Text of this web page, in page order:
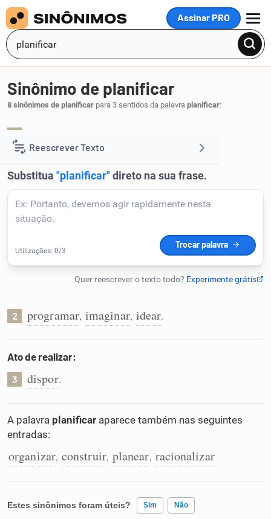
Assinar PRO
MENU
Reescrever Texto
Resumir Texto
Corrigir Texto
Detector de IA
Humanizador de IA
Cata-letras
Conexões
Caça-palavras
Sinônimo de planificar
8 sinônimos de planificar para 3 sentidos da palavra planificar:
2 programar, imaginar, idear.
Ato de realizar:
3 dispor.
A palavra planificar aparece também nas seguintes
entradas:
organizar, construir, planear, racionalizar
Estes sinônimos foram úteis? Sim Não